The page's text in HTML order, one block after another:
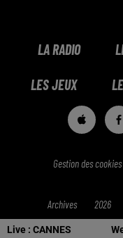
Live : CANNES
LA RADIO
LES JEUX
Gestion des cookies
Archives 2026